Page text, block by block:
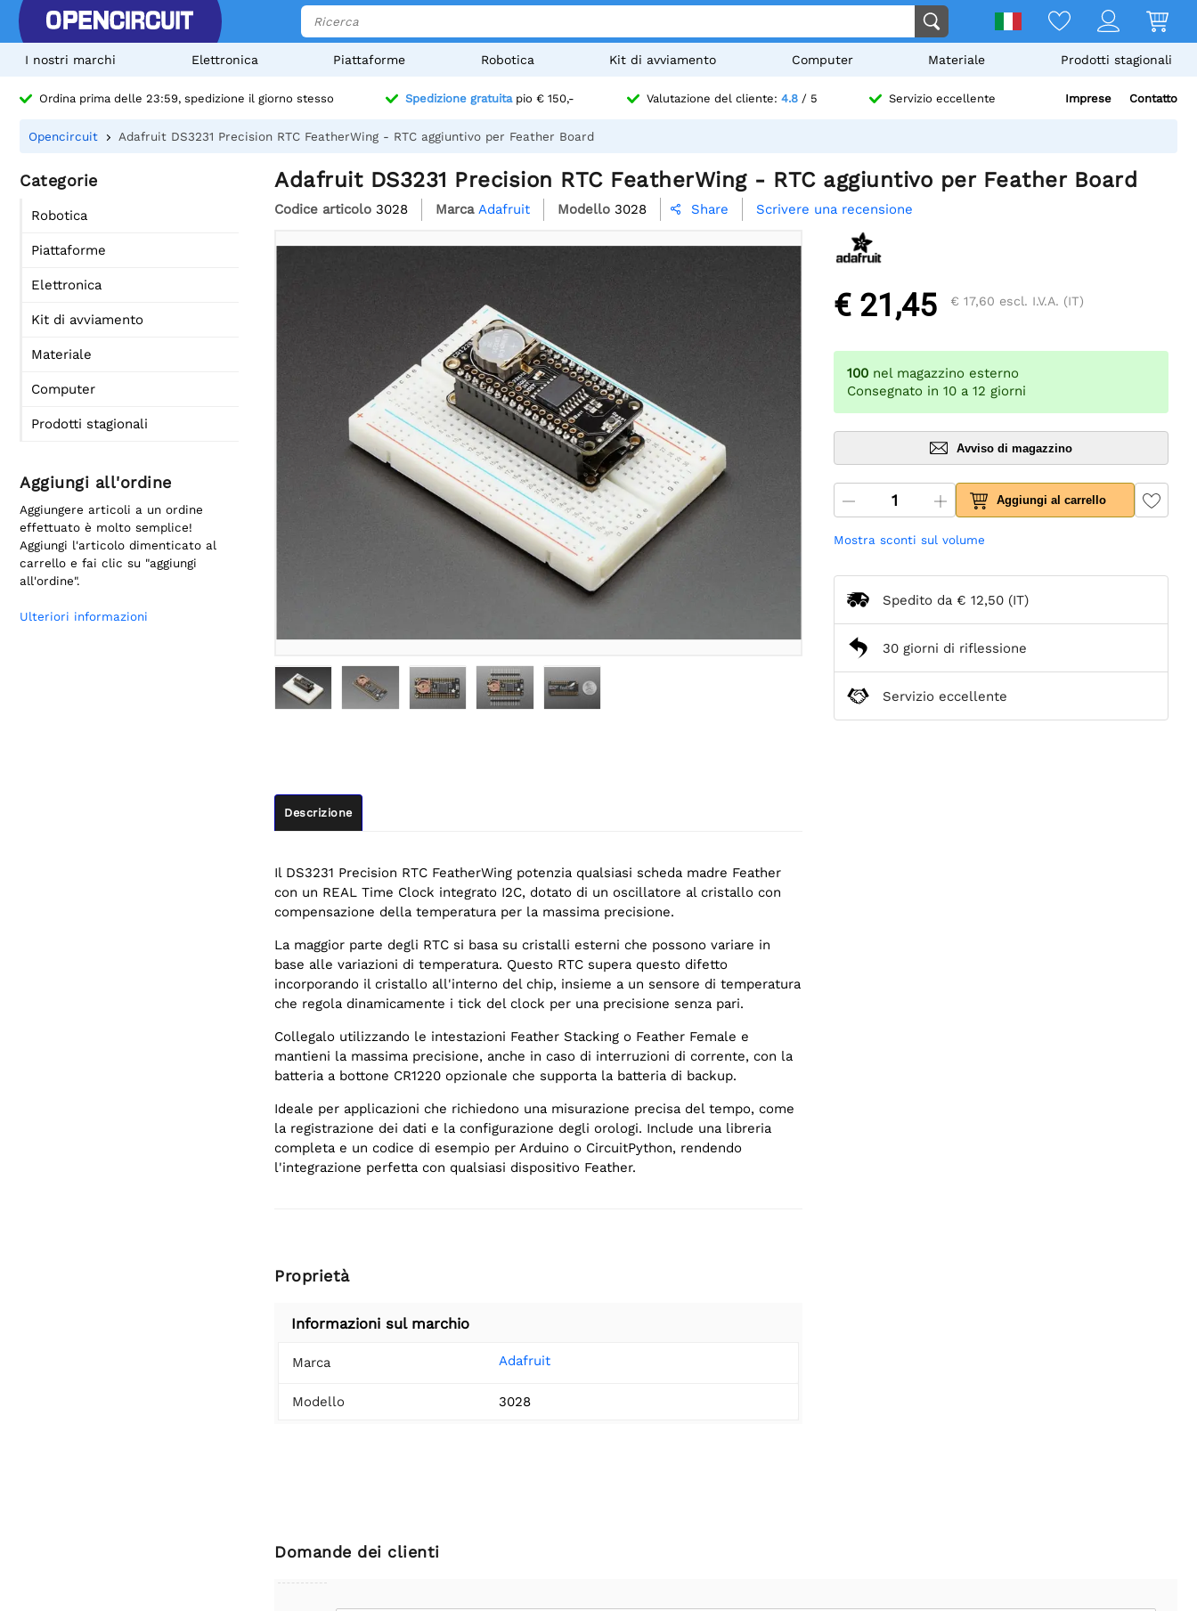
I nostri marchi Elettronica Piattaforme Robotica Kit di avviamento Computer Materiale Prodotti stagionali
Ordina prima delle 23:59, spedizione il giorno stesso Spedizione gratuitapio € 150,- Valutazione del cliente: 4.8/ 5 Servizio eccellente Imprese Contatto
Opencircuit Adafruit DS3231 Precision RTC FeatherWing - RTC aggiuntivo per Feather Board
Categorie
Robotica
Piattaforme
Elettronica
Kit di avviamento
Materiale
Computer
Prodotti stagionali
Aggiungi all'ordine
Aggiungere articoli a un ordine
effettuato è molto semplice!
Aggiungi l'articolo dimenticato al
carrello e fai clic su "aggiungi
all'ordine".
Ulteriori informazioni
Adafruit DS3231 Precision RTC FeatherWing - RTC aggiuntivo per Feather Board
Codice articolo 3028 Marca Adafruit Modello 3028  Share Scrivere una recensione
Descrizione
Il DS3231 Precision RTC FeatherWing potenzia qualsiasi scheda madre Feather
con un REAL Time Clock integrato I2C, dotato di un oscillatore al cristallo con
compensazione della temperatura per la massima precisione.
La maggior parte degli RTC si basa su cristalli esterni che possono variare in
base alle variazioni di temperatura. Questo RTC supera questo difetto
incorporando il cristallo all'interno del chip, insieme a un sensore di temperatura
che regola dinamicamente i tick del clock per una precisione senza pari.
Collegalo utilizzando le intestazioni Feather Stacking o Feather Female e
mantieni la massima precisione, anche in caso di interruzioni di corrente, con la
batteria a bottone CR1220 opzionale che supporta la batteria di backup.
Ideale per applicazioni che richiedono una misurazione precisa del tempo, come
la registrazione dei dati e la configurazione degli orologi. Include una libreria
completa e un codice di esempio per Arduino o CircuitPython, rendendo
l'integrazione perfetta con qualsiasi dispositivo Feather.
Proprietà
Informazioni sul marchio
Marca Adafruit
Modello 3028
€ 21,45 € 17,60 escl. I.V.A. (IT)
100 nel magazzino esterno
Consegnato in 10 a 12 giorni
Avviso di magazzino
Aggiungi al carrello
Mostra sconti sul volume
Spedito da € 12,50 (IT)
30 giorni di riflessione
Servizio eccellente
Domande dei clienti